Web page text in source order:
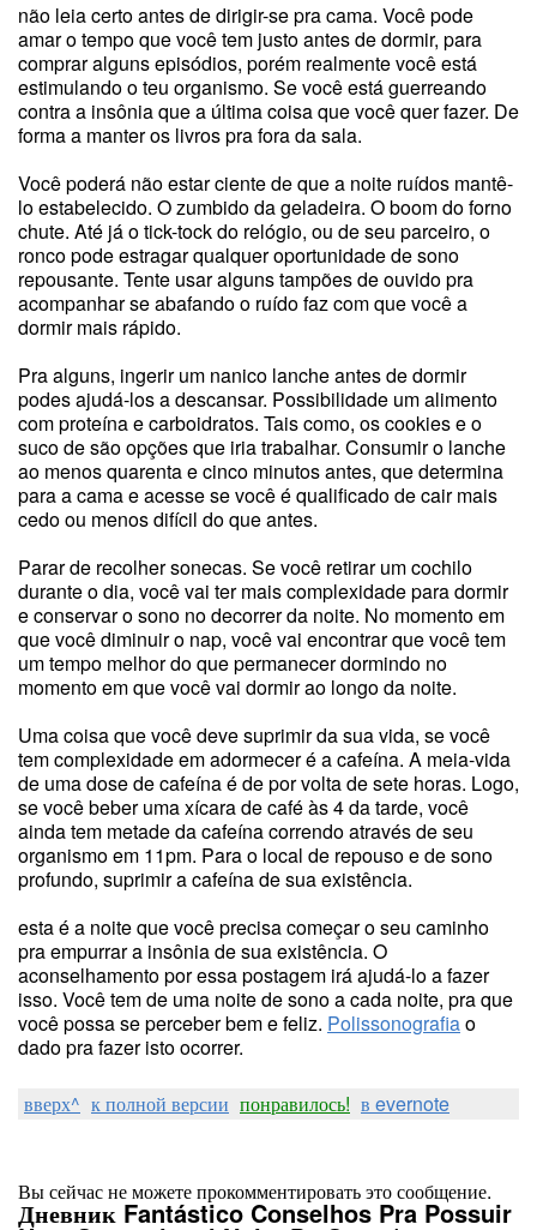
não leia certo antes de dirigir-se pra cama. Você pode
amar o tempo que você tem justo antes de dormir, para
comprar alguns episódios, porém realmente você está
estimulando o teu organismo. Se você está guerreando
contra a insônia que a última coisa que você quer fazer. De
forma a manter os livros pra fora da sala.
Você poderá não estar ciente de que a noite ruídos mantê-
lo estabelecido. O zumbido da geladeira. O boom do forno
chute. Até já o tick-tock do relógio, ou de seu parceiro, o
ronco pode estragar qualquer oportunidade de sono
repousante. Tente usar alguns tampões de ouvido pra
acompanhar se abafando o ruído faz com que você a
dormir mais rápido.
Pra alguns, ingerir um nanico lanche antes de dormir
podes ajudá-los a descansar. Possibilidade um alimento
com proteína e carboidratos. Tais como, os cookies e o
suco de são opções que iria trabalhar. Consumir o lanche
ao menos quarenta e cinco minutos antes, que determina
para a cama e acesse se você é qualificado de cair mais
cedo ou menos difícil do que antes.
Parar de recolher sonecas. Se você retirar um cochilo
durante o dia, você vai ter mais complexidade para dormir
e conservar o sono no decorrer da noite. No momento em
que você diminuir o nap, você vai encontrar que você tem
um tempo melhor do que permanecer dormindo no
momento em que você vai dormir ao longo da noite.
Uma coisa que você deve suprimir da sua vida, se você
tem complexidade em adormecer é a cafeína. A meia-vida
de uma dose de cafeína é de por volta de sete horas. Logo,
se você beber uma xícara de café às 4 da tarde, você
ainda tem metade da cafeína correndo através de seu
organismo em 11pm. Para o local de repouso e de sono
profundo, suprimir a cafeína de sua existência.
esta é a noite que você precisa começar o seu caminho
pra empurrar a insônia de sua existência. O
aconselhamento por essa postagem irá ajudá-lo a fazer
isso. Você tem de uma noite de sono a cada noite, pra que
você possa se perceber bem e feliz. Polissonografiao
dado pra fazer isto ocorrer.
вверх^ к полной версии понравилось! в evernote
Вы сейчас не можете прокомментировать это сообщение.
Дневник Fantástico Conselhos Pra Possuir